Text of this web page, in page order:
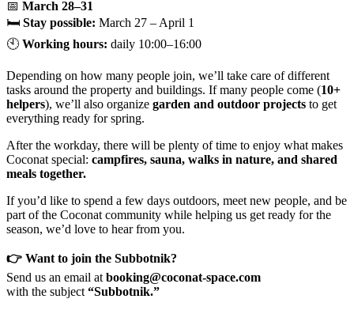
📅 March 28–31
🛏 Stay possible: March 27 – April 1
🕙 Working hours: daily 10:00–16:00
Depending on how many people join, we’ll take care of different
tasks around the property and buildings. If many people come (10+
helpers), we’ll also organize garden and outdoor projects to get
everything ready for spring.
After the workday, there will be plenty of time to enjoy what makes
Coconat special: campfires, sauna, walks in nature, and shared
meals together.
If you’d like to spend a few days outdoors, meet new people, and be
part of the Coconat community while helping us get ready for the
season, we’d love to hear from you.
👉 Want to join the Subbotnik?
Send us an email at booking@coconat-space.com
with the subject “Subbotnik.”